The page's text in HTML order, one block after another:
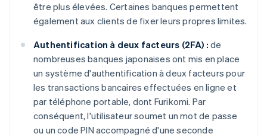
être plus élevées. Certaines banques permettent
également aux clients de fixer leurs propres limites.
Authentification à deux facteurs (2FA) : de
nombreuses banques japonaises ont mis en place
un système d'authentification à deux facteurs pour
les transactions bancaires effectuées en ligne et
par téléphone portable, dont Furikomi. Par
conséquent, l'utilisateur soumet un mot de passe
ou un code PIN accompagné d'une seconde